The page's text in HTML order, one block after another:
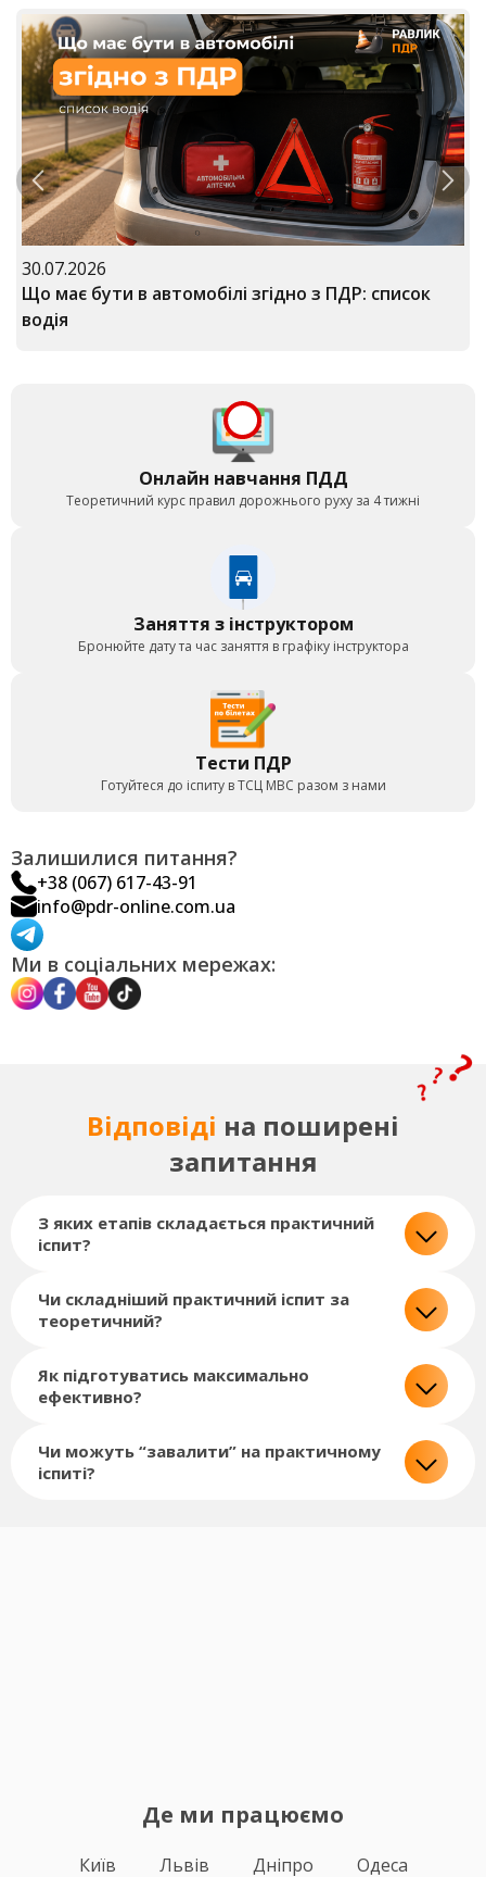
30.07.2026
Що має бути в автомобілі згідно з ПДР: список
водія
Онлайн навчання ПДД
Теоретичний курс правил дорожнього руху за 4 тижні
Заняття з інструктором
Бронюйте дату та час заняття в графіку інструктора
Тести ПДР
Готуйтеся до іспиту в ТСЦ МВС разом з нами
Залишилися питання?
+38 (067) 617-43-91
info@pdr-online.com.ua
Ми в соціальних мережах:
Відповіді на поширені
запитання
З яких етапів складається практичний
іспит?
Чи складніший практичний іспит за
теоретичний?
Як підготуватись максимально
ефективно?
Чи можуть “завалити” на практичному
іспиті?
Де ми працюємо
Київ Львів Дніпро Одеса